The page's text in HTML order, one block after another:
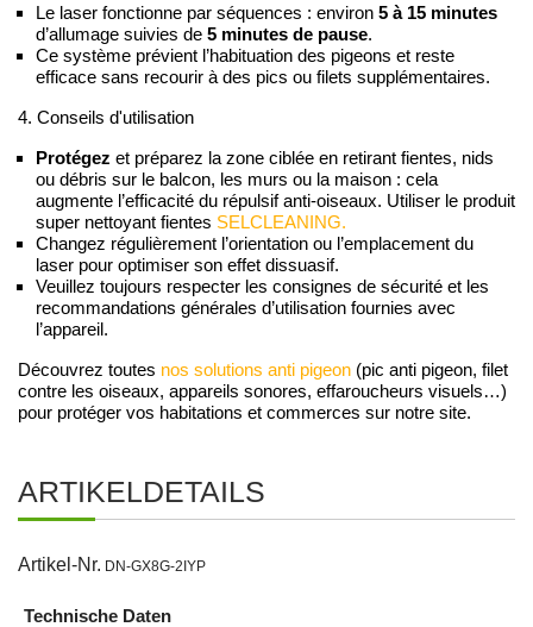
Le laser fonctionne par séquences : environ 5 à 15 minutes
d’allumage suivies de 5 minutes de pause.
Ce système prévient l’habituation des pigeons et reste
efficace sans recourir à des pics ou filets supplémentaires.
4. Conseils d'utilisation
Protégez et préparez la zone ciblée en retirant fientes, nids
ou débris sur le balcon, les murs ou la maison : cela
augmente l’efficacité du répulsif anti-oiseaux. Utiliser le produit
super nettoyant fientes SELCLEANING.
Changez régulièrement l’orientation ou l’emplacement du
laser pour optimiser son effet dissuasif.
Veuillez toujours respecter les consignes de sécurité et les
recommandations générales d’utilisation fournies avec
l’appareil.
Découvrez toutes nos solutions anti pigeon (pic anti pigeon, filet
contre les oiseaux, appareils sonores, effaroucheurs visuels…)
pour protéger vos habitations et commerces sur notre site.
ARTIKELDETAILS
Artikel-Nr. DN-GX8G-2IYP
Technische Daten